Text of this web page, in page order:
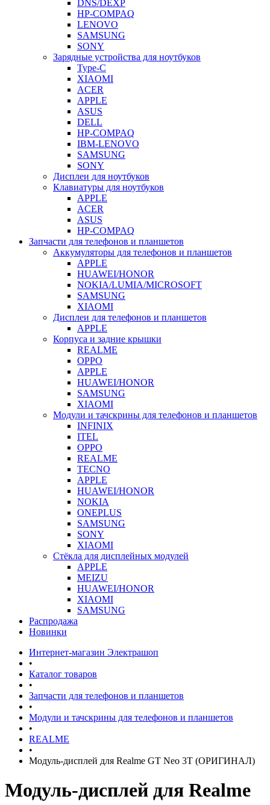
DNS/DEXP
HP-COMPAQ
LENOVO
SAMSUNG
SONY
Зарядные устройства для ноутбуков
Type-C
XIAOMI
ACER
APPLE
ASUS
DELL
HP-COMPAQ
IBM-LENOVO
SAMSUNG
SONY
Дисплеи для ноутбуков
Клавиатуры для ноутбуков
APPLE
ACER
ASUS
HP-COMPAQ
Запчасти для телефонов и планшетов
Аккумуляторы для телефонов и планшетов
APPLE
HUAWEI/HONOR
NOKIA/LUMIA/MICROSOFT
SAMSUNG
XIAOMI
Дисплеи для телефонов и планшетов
APPLE
Корпуса и задние крышки
REALME
OPPO
APPLE
HUAWEI/HONOR
SAMSUNG
XIAOMI
Модули и тачскрины для телефонов и планшетов
INFINIX
ITEL
OPPO
REALME
TECNO
APPLE
HUAWEI/HONOR
NOKIA
ONEPLUS
SAMSUNG
SONY
XIAOMI
Стёкла для дисплейных модулей
APPLE
MEIZU
HUAWEI/HONOR
XIAOMI
SAMSUNG
Распродажа
Новинки
Интернет-магазин Электрашоп
•
Каталог товаров
•
Запчасти для телефонов и планшетов
•
Модули и тачскрины для телефонов и планшетов
•
REALME
•
Модуль-дисплей для Realme GT Neo 3T (ОРИГИНАЛ)
Модуль-дисплей для Realme